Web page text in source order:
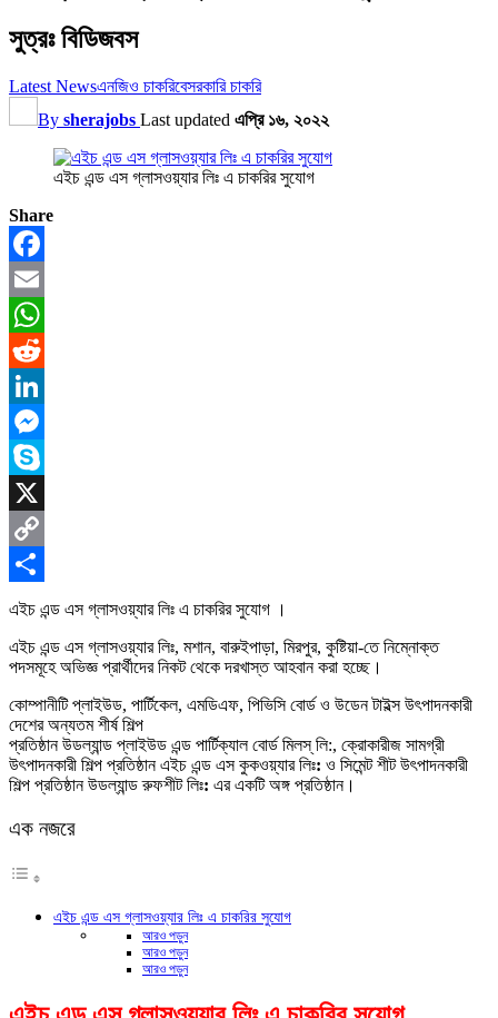
সুত্রঃ বিডিজবস
Latest Newsএনজিও চাকরিবেসরকারি চাকরি
By sherajobs Last updated এপ্রি ১৬, ২০২২
এইচ এন্ড এস গ্লাসওয়্যার লিঃ এ চাকরির সুযোগ
Share
Facebook
Email
WhatsApp
Reddit
LinkedIn
Messenger
Skype
X
Copy
Link
Share
এইচ এন্ড এস গ্লাসওয়্যার লিঃ এ চাকরির সুযোগ ।
এইচ এন্ড এস গ্লাসওয়্যার লিঃ, মশান, বারুইপাড়া, মিরপুর, কুষ্টিয়া-তে নিম্নোক্ত
পদসমূহে অভিজ্ঞ প্রার্থীদের নিকট থেকে দরখাস্ত আহবান করা হচ্ছে।
কোম্পানীটি প্লাইউড, পার্টিকেল, এমডিএফ, পিভিসি বোর্ড ও উডেন টাইল্স উৎপাদনকারী
দেশের অন্যতম শীর্ষ শিল্প
প্রতিষ্ঠান উডল্যান্ড প্লাইউড এন্ড পার্টিক্যাল বোর্ড মিলস্ লি:, ক্রোকারীজ সামগ্রী
উৎপাদনকারী শিল্প প্রতিষ্ঠান এইচ এন্ড এস কুকওয়্যার লিঃ: ও সিমেন্ট শীট উৎপাদনকারী
শিল্প প্রতিষ্ঠান উডল্যান্ড রুফশীট লিঃ: এর একটি অঙ্গ প্রতিষ্ঠান।
এক নজরে
এইচ এন্ড এস গ্লাসওয়্যার লিঃ এ চাকরির সুযোগ
আরও পড়ুন
আরও পড়ুন
আরও পড়ুন